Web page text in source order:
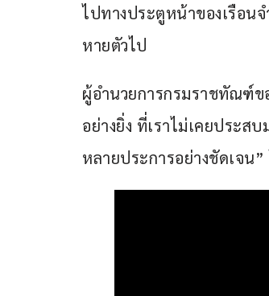
ไปทางประตูหน้าของเรือนจ
หายตัวไป
ผู้อำนวยการกรมราชทัณฑ์ข
อย่างยิ่ง ที่เราไม่เคยประส
หลายประการอย่างชัดเจน